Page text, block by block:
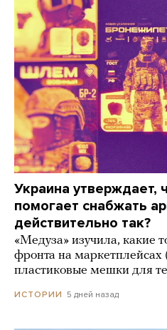
Украина утверждает,
помогает снабжать
действительно так?
«Медуза» изучила, какие
фронта на маркетплейсах
пластиковые мешки для
ИСТОРИИ 5 дней назад